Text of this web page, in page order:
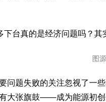
图源
题失败的关注忽视了一些
张旗鼓——成为能源初创